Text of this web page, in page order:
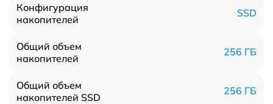
Конфигурация
накопителей
SSD
Общий объем
накопителей
256 ГБ
Общий объем
накопителей SSD
256 ГБ